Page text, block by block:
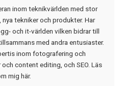
inom teknikvärlden med stor
tekniker och produkter. Har
och it-världen vilken bidrar till
med andra entusiaster.
inom fotografering och
content editing, och SEO. Läs
mig här.